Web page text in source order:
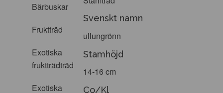
Bärbuskar
Fruktträd
Exotiska
fruktträdträd
Exotiska
Svenskt namn
ullungrönn
Stamhöjd
14-16 cm
Co/Kl